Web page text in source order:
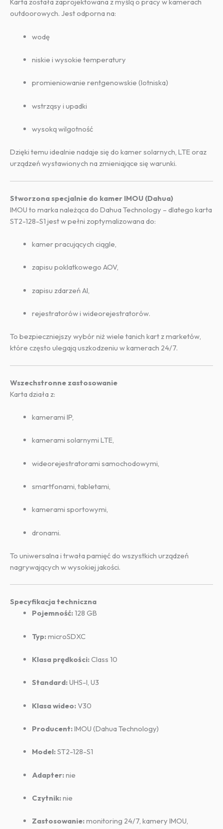
Karta została zaprojektowana z myślą o pracy w kamerach
outdoorowych. Jest odporna na:
wodę
niskie i wysokie temperatury
promieniowanie rentgenowskie (lotniska)
wstrząsy i upadki
wysoką wilgotność
Dzięki temu idealnie nadaje się do kamer solarnych, LTE oraz
urządzeń wystawionych na zmieniające się warunki.
Stworzona specjalnie do kamer IMOU (Dahua)
IMOU to marka należąca do Dahua Technology – dlatego karta
ST2-128-S1 jest w pełni zoptymalizowana do:
kamer pracujących ciągle,
zapisu poklatkowego AOV,
zapisu zdarzeń AI,
rejestratorów i wideorejestratorów.
To bezpieczniejszy wybór niż wiele tanich kart z marketów,
które często ulegają uszkodzeniu w kamerach 24/7.
Wszechstronne zastosowanie
Karta działa z:
kamerami IP,
kamerami solarnymi LTE,
wideorejestratorami samochodowymi,
smartfonami, tabletami,
kamerami sportowymi,
dronami.
To uniwersalna i trwała pamięć do wszystkich urządzeń
nagrywających w wysokiej jakości.
Specyfikacja techniczna
Pojemność:128 GB
Typ:microSDXC
Klasa prędkości:Class 10
Standard:UHS-I, U3
Klasa wideo:V30
Producent:IMOU (Dahua Technology)
Model:ST2-128-S1
Adapter:nie
Czytnik:nie
Zastosowanie:monitoring 24/7, kamery IMOU,